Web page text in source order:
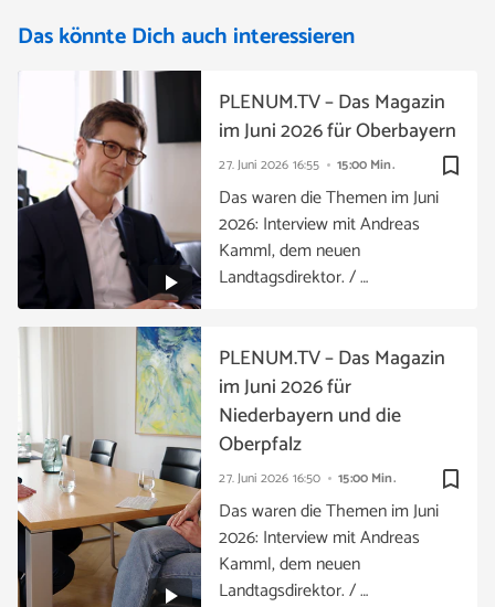
Das könnte Dich auch interessieren
bookmark_border
27. Juni 2026 16:55 15:00 Min.
PLENUM.TV – Das Magazin
im Juni 2026 für Oberbayern
Das waren die Themen im Juni
2026: Interview mit Andreas
Kamml, dem neuen
Landtagsdirektor. / …
bookmark_border
27. Juni 2026 16:50 15:00 Min.
PLENUM.TV – Das Magazin
im Juni 2026 für
Niederbayern und die
Oberpfalz
Das waren die Themen im Juni
2026: Interview mit Andreas
Kamml, dem neuen
Landtagsdirektor. / …